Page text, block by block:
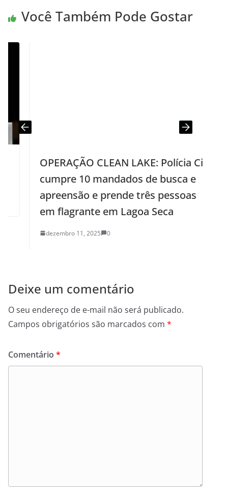
Você Também Pode Gostar
OPERAÇÃO CLEAN LAKE: Polícia Civil
cumpre 10 mandados de busca e
apreensão e prende três pessoas
em flagrante em Lagoa Seca
dezembro 11, 2025 0
Deixe um comentário
O seu endereço de e-mail não será publicado.
Campos obrigatórios são marcados com *
Comentário *